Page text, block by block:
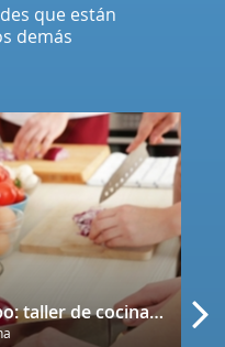
Bono regalo Chef Caprabo: taller de cocina a escoger con degustación
que están
demás